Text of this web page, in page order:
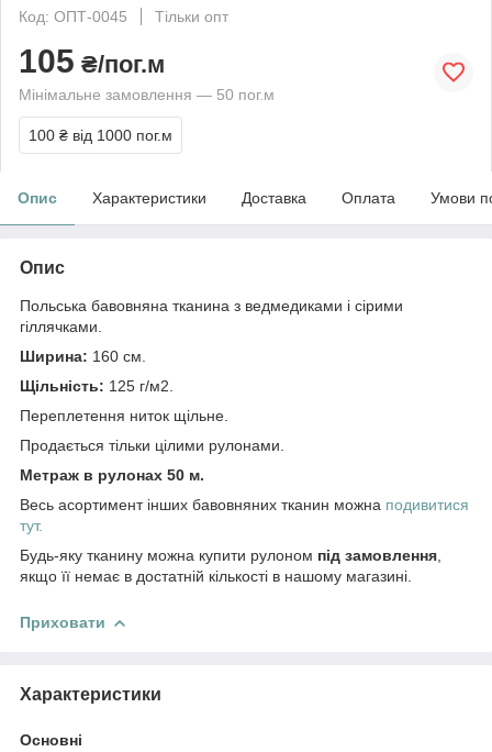
Код: ОПТ-0045
Тільки опт
105 ₴/пог.м
Мінімальне замовлення — 50 пог.м
100 ₴ від 1000 пог.м
Опис Характеристики Доставка Оплата Умови
Опис
Польська бавовняна тканина з ведмедиками і сірими
гіллячками.
Ширина: 160 см.
Щільність: 125 г/м2.
Переплетення ниток щільне.
Продається тільки цілими рулонами.
Метраж в рулонах 50 м.
Весь асортимент інших бавовняних тканин можна подивитися
тут.
Будь-яку тканину можна купити рулоном під замовлення
якщо її немає в достатній кількості в нашому магазині.
Приховати
Характеристики
Основні